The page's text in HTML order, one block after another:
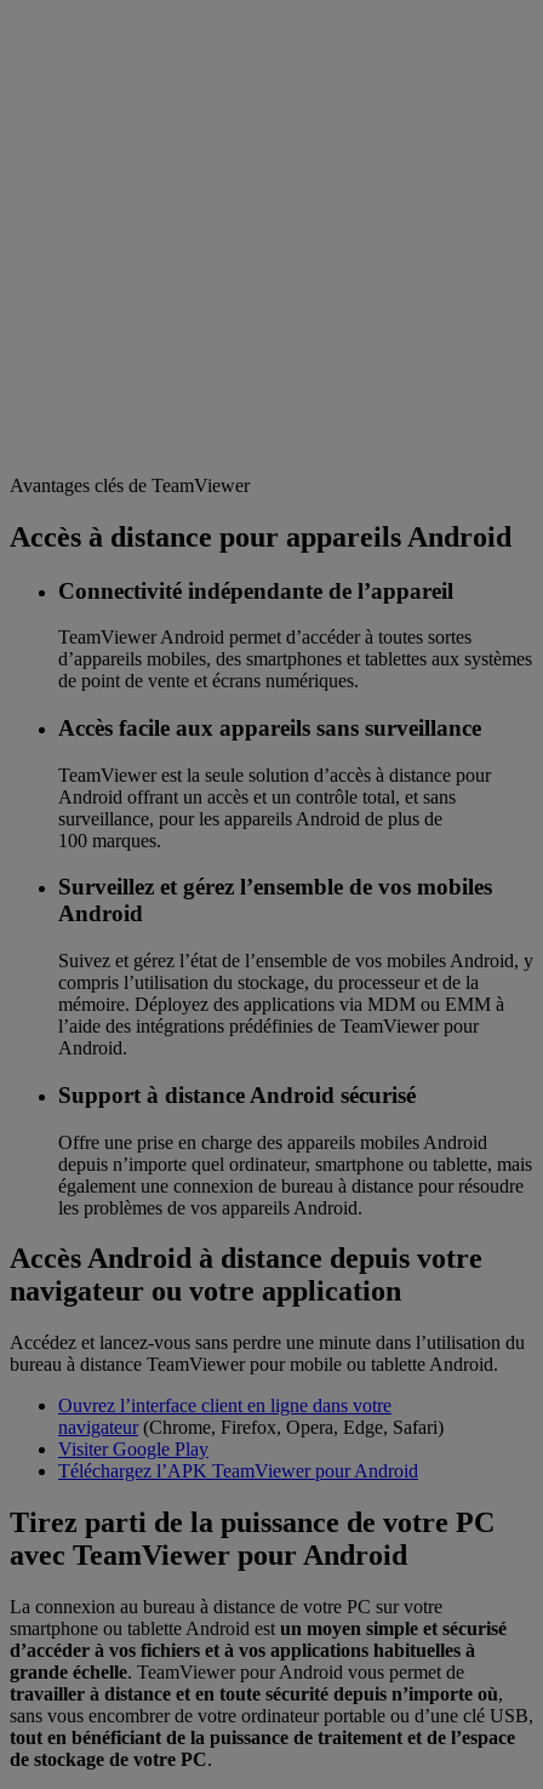
Avantages clés de TeamViewer
Accès à distance pour appareils Android
Connectivité indépendante de l’appareil
TeamViewer Android permet d’accéder à toutes sortes
d’appareils mobiles, des smartphones et tablettes aux systèmes
de point de vente et écrans numériques.
Accès facile aux appareils sans surveillance
TeamViewer est la seule solution d’accès à distance pour
Android offrant un accès et un contrôle total, et sans
surveillance, pour les appareils Android de plus de
100 marques.
Surveillez et gérez l’ensemble de vos mobiles
Android
Suivez et gérez l’état de l’ensemble de vos mobiles Android, y
compris l’utilisation du stockage, du processeur et de la
mémoire. Déployez des applications via MDM ou EMM à
l’aide des intégrations prédéfinies de TeamViewer pour
Android.
Support à distance Android sécurisé
Offre une prise en charge des appareils mobiles Android
depuis n’importe quel ordinateur, smartphone ou tablette, mais
également une connexion de bureau à distance pour résoudre
les problèmes de vos appareils Android.
Accès Android à distance depuis votre
navigateur ou votre application
Accédez et lancez-vous sans perdre une minute dans l’utilisation du
bureau à distance TeamViewer pour mobile ou tablette Android.
Ouvrez l’interface client en ligne dans votre
navigateur(Chrome, Firefox, Opera, Edge, Safari)
Visiter Google Play
Téléchargez l’APK TeamViewer pour Android
Tirez parti de la puissance de votre PC
avec TeamViewer pour Android
La connexion au bureau à distance de votre PC sur votre
smartphone ou tablette Android est un moyen simple et sécurisé
d’accéder à vos fichiers et à vos applications habituelles à
grande échelle. TeamViewer pour Android vous permet de
travailler à distance et en toute sécurité depuis n’importe où,
sans vous encombrer de votre ordinateur portable ou d’une clé USB,
tout en bénéficiant de la puissance de traitement et de l’espace
de stockage de votre PC.